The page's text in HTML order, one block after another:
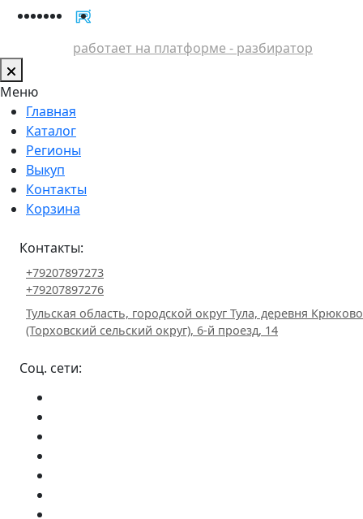
работает на платформе - разбиратор
Меню
Главная
Каталог
Регионы
Выкуп
Контакты
Корзина
Контакты:
+79207897273
+79207897276
Тульская область, городской округ Тула, деревня Крюково
(Торховский сельский округ), 6-й проезд, 14
Соц. сети: